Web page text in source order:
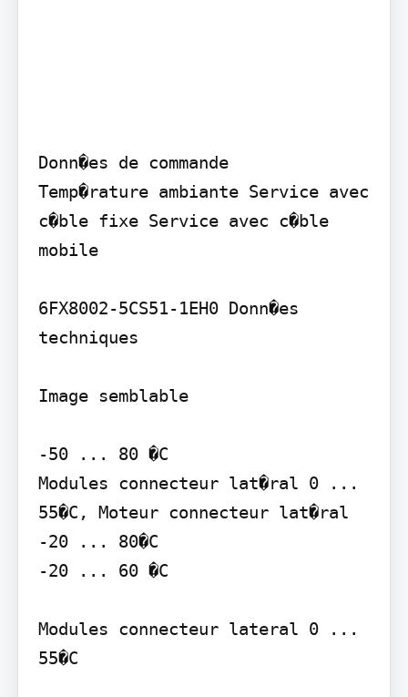
Donn�es de commande
Temp�rature ambiante Service avec
c�ble fixe Service avec c�ble
mobile
6FX8002-5CS51-1EH0 Donn�es
techniques
Image semblable
-50 ... 80 �C
Modules connecteur lat�ral 0 ...
55�C, Moteur connecteur lat�ral
-20 ... 80�C
-20 ... 60 �C
Modules connecteur lateral 0 ...
55�C